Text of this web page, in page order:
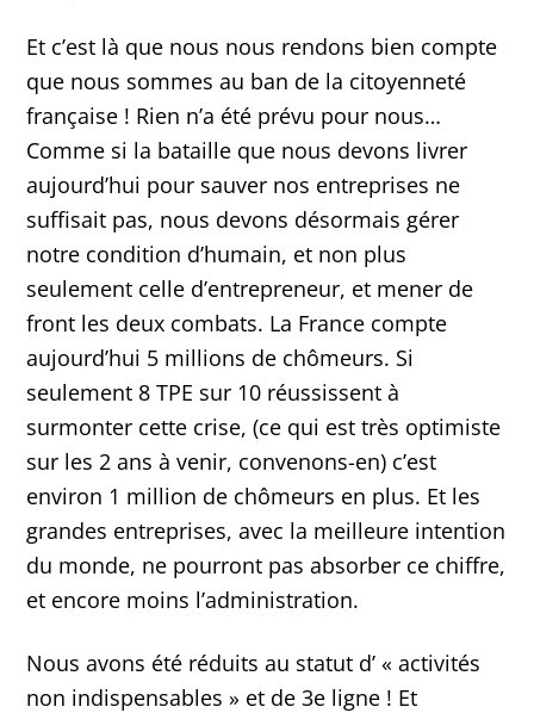
Et c’est là que nous nous rendons bien compte
que nous sommes au ban de la citoyenneté
française ! Rien n’a été prévu pour nous…
Comme si la bataille que nous devons livrer
aujourd’hui pour sauver nos entreprises ne
suffisait pas, nous devons désormais gérer
notre condition d’humain, et non plus
seulement celle d’entrepreneur, et mener de
front les deux combats. La France compte
aujourd’hui 5 millions de chômeurs. Si
seulement 8 TPE sur 10 réussissent à
surmonter cette crise, (ce qui est très optimiste
sur les 2 ans à venir, convenons-en) c’est
environ 1 million de chômeurs en plus. Et les
grandes entreprises, avec la meilleure intention
du monde, ne pourront pas absorber ce chiffre,
et encore moins l’administration.
Nous avons été réduits au statut d’ « activités
non indispensables » et de 3e ligne ! Et